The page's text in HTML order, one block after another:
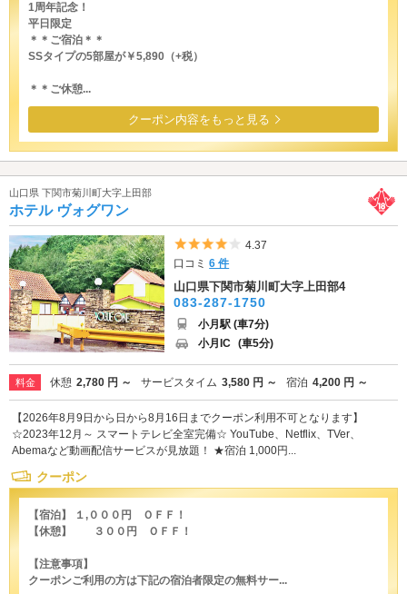
1周年記念！
平日限定
＊＊ご宿泊＊＊
SSタイプの5部屋が￥5,890（+税）
＊＊ご休憩...
クーポン内容をもっと見る
山口県 下関市菊川町大字上田部
ホテル ヴォグワン
5つ星のうち4
4.37
口コミ6 件
山口県下関市菊川町大字上田部4
083-287-1750
小月駅 (車7分)
小月IC (車5分)
料金 休憩 2,780 円 ～ サービスタイム 3,580 円 ～ 宿泊 4,200 円 ～
【2026年8月9日から日から8月16日までクーポン利用不可となります】
☆2023年12月～ スマートテレビ全室完備☆ YouTube、Netflix、TVer、
Abemaなど動画配信サービスが見放題！ ★宿泊 1,000円...
クーポン
【宿泊】 １,０００円 ＯＦＦ！
【休憩】 ３００円 ＯＦＦ！
【注意事項】
クーポンご利用の方は下記の宿泊者限定の無料サー...